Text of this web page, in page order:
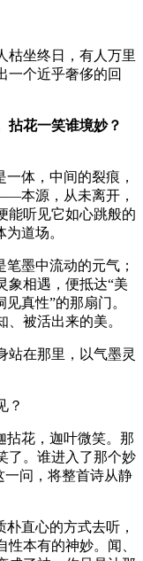
枯坐终日，有人万里
一个近乎奢侈的回
拈花一笑谁境妙？
体，中间的裂痕，
本源，从未离开，
能听见它如心跳般的
道场。
墨中流动的元气；
象相遇，便抵达“美
真性”的那扇门。
被活出来的美。
站在那里，以气墨灵
？
拈花，迦叶微笑。那
了。谁进入了那个妙
一问，将整首诗从静
直心的方式去听，
本有的神妙。闻、